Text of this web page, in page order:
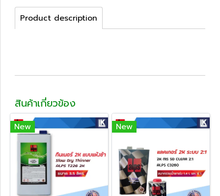
Product description
สินค้าเกี่ยวข้อง
New New